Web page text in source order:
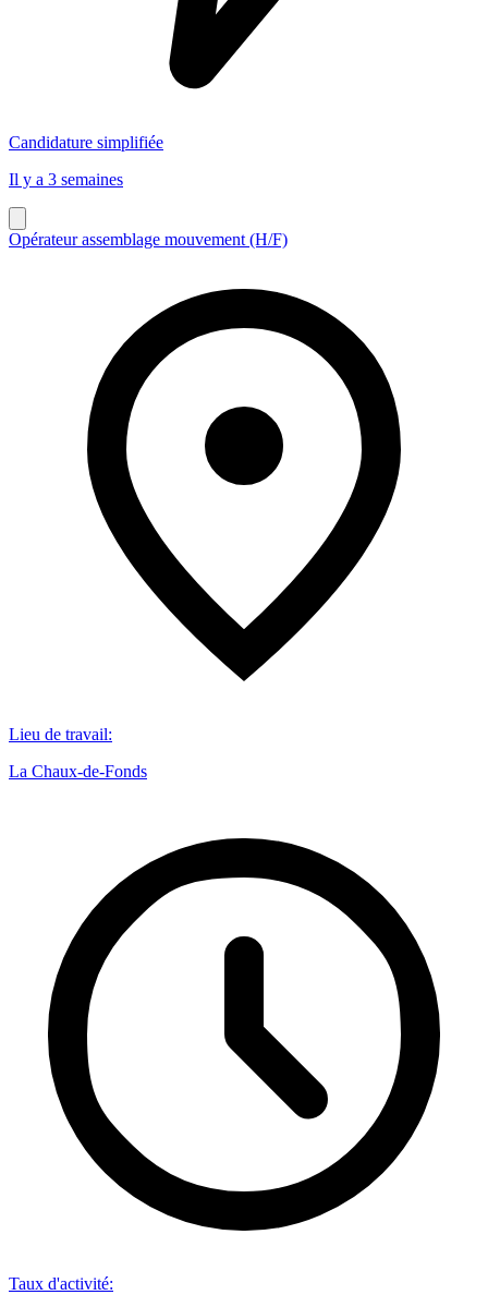
Candidature simplifiée
Il y a 3 semaines
Opérateur assemblage mouvement (H/F)
Lieu de travail:
La Chaux-de-Fonds
Taux d'activité: